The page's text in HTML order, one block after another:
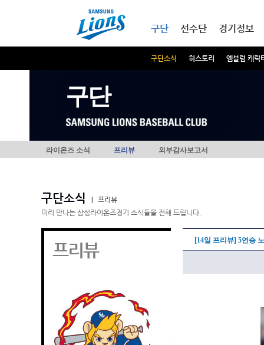
구단
구단소식 히스토리 엠블럼 캐릭
선수단 경기정보
구단
라이온즈 소식 프리뷰 외부감사보고서
구단소식
프리뷰
미리 만나는 삼성라이온즈경기 소식들을 전해 드립니다.
프리뷰 [14일 프리뷰] 5연승